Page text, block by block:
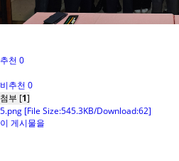
추천 0
비추천 0
첨부 [1]
5.png [File Size:545.3KB/Download:62]
이 게시물을